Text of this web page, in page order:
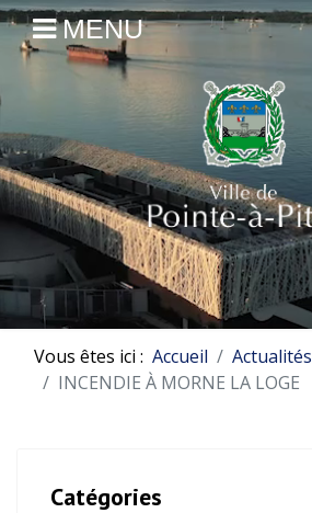
MENU
Vous êtes ici : Accueil Actualités
INCENDIE À MORNE LA LOGE
Catégories